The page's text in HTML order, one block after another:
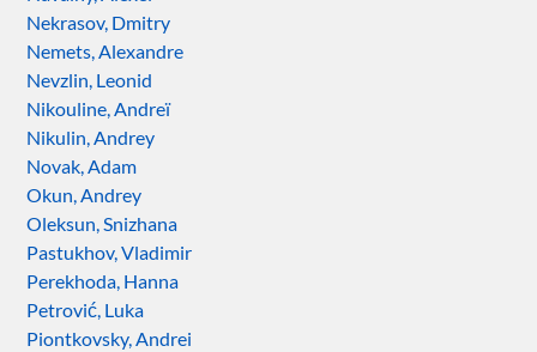
Nekrasov, Dmitry
Nemets, Alexandre
Nevzlin, Leonid
Nikouline, Andreï
Nikulin, Andrey
Novak, Adam
Okun, Andrey
Oleksun, Snizhana
Pastukhov, Vladimir
Perekhoda, Hanna
Petrović, Luka
Piontkovsky, Andrei